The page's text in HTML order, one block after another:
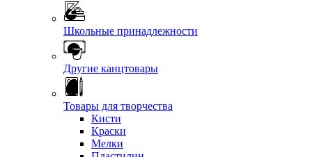
Школьные принадлежности
Другие канцтовары
Товары для творчества
Кисти
Краски
Мелки